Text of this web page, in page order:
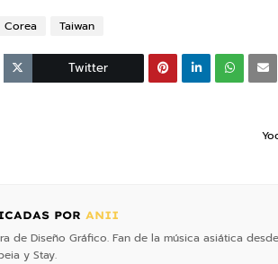
Corea Taiwan
Twitter
POR ANII
de Diseño Gráfico. Fan de la música asiática
y Stay.